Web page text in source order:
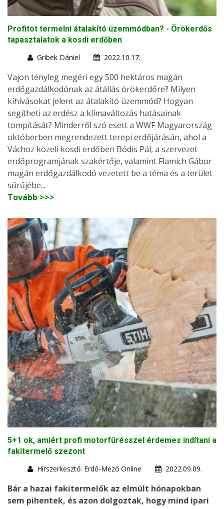
Profitot termelni átalakító üzemmódban? - Örökerdős
tapasztalatok a kosdi erdőben
Gribek Dániel
2022.10.17.
Vajon tényleg megéri egy 500 hektáros magán
erdőgazdálkodónak az átállás örökerdőre? Milyen
kihívásokat jelent az átalakító üzemmód? Hogyan
segítheti az erdész a klímaváltozás hatásainak
tompítását? Minderről szó esett a WWF Magyarország
októberben megrendezett terepi erdőjárásán, ahol a
Váchoz közeli kosdi erdőben Bódis Pál, a szervezet
erdőprogramjának szakértője, valamint Flamich Gábor
magán erdőgazdálkodó vezetett be a téma és a terület
sűrűjébe...
Tovább >>>
5+1 ok, amiért profi motorfűrésszel érdemes indítani a
fakitermelő szezont
Hírszerkesztő: Erdő-Mező Online
2022.09.09.
Bár a hazai fakitermelők az elmúlt hónapokban
sem pihentek, és azon dolgoztak, hogy mind ipari